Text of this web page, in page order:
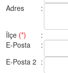
Adres
:
İlçe (*)
:
E-Posta
:
E-Posta 2 :